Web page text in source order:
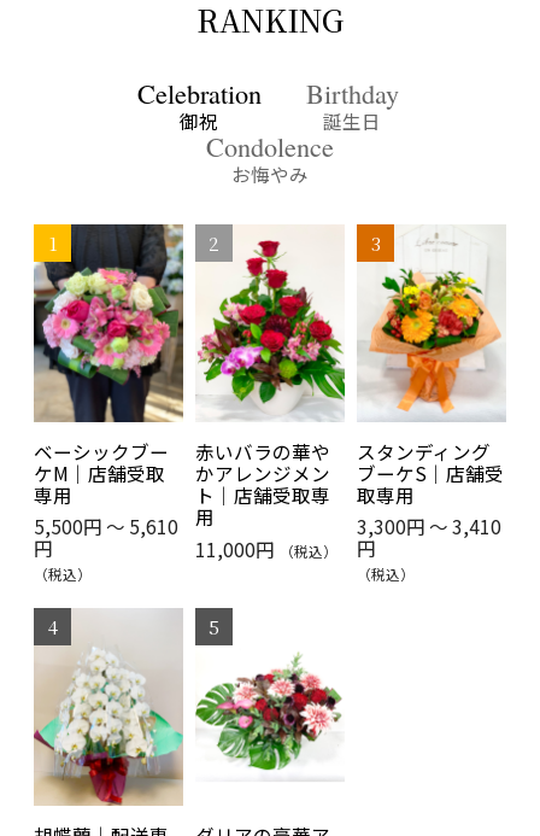
RANKING
Celebration
御祝
Birthday
誕生日
Condolence
お悔やみ
ベーシックブー
ケM｜店舗受取
専用
5,500円 ～ 5,610
円
（税込）
赤いバラの華や
かアレンジメン
ト｜店舗受取専
用
11,000円
（税込）
スタンディング
ブーケS｜店舗受
取専用
3,300円 ～ 3,410
円
（税込）
ベーシックブー
ケM｜店舗受取
専用
5,500円 ～ 5,610
円
（税込）
ベーシックアレ
ンジM｜店舗受
取専用
3,300円 ～ 3,410
円
スタンディング
ブーケS｜店舗受
取専用
3,300円 ～ 3,410
円
（税込）
お悔やみスタン
ダード｜店舗受
取専用
5,500円 ～ 5,610
円
（税込）
お悔やみ花束S｜
店舗受取専用
3,300円 ～ 3,410
円
（税込）
ユリのお悔やみ
アレンジメント
｜店舗受取専用
7,700円 ～ 7,810
円
（税込）